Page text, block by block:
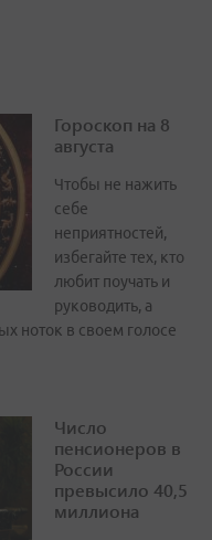
Гороскоп на 8
августа
Чтобы не нажить
себе
неприятностей,
избегайте тех, кто
любит поучать и
руководить, а
ноток в своем голосе
Число
пенсионеров в
России
превысило 40,5
миллиона